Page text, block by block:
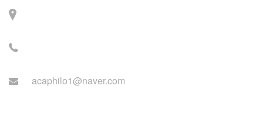
acaphilo1@naver.com